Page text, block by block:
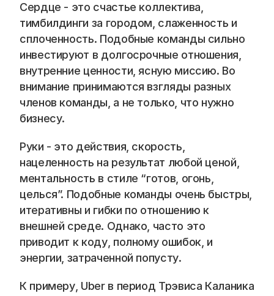
COMMUNITY
Events
Experts
📞 Спросить менеджера
Сердце - это счастье коллектива,
тимбилдинги за городом, слаженность и
сплоченность. Подобные команды сильно
инвестируют в долгосрочные отношения,
внутренние ценности, ясную миссию. Во
внимание принимаются взгляды разных
членов команды, а не только, что нужно
бизнесу.
Руки - это действия, скорость,
нацеленность на результат любой ценой,
ментальность в стиле “готов, огонь,
целься”. Подобные команды очень быстры,
итеративны и гибки по отношению к
внешней среде. Однако, часто это
приводит к коду, полному ошибок, и
энергии, затраченной попусту.
К примеру, Uber в период Трэвиса Каланика